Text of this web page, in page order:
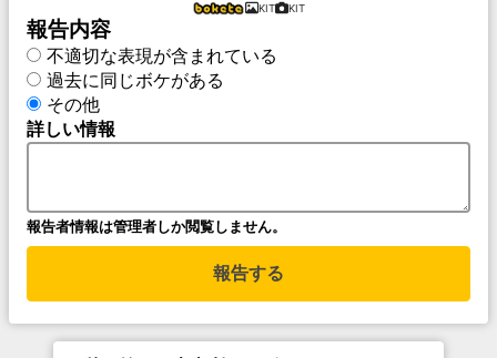
KIT KIT
報告内容
不適切な表現が含まれている
過去に同じボケがある
その他
詳しい情報
報告者情報は管理者しか閲覧しません。
報告する